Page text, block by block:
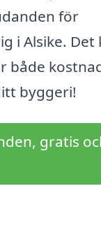
för
i Alsike. Det
både
byggeri!
gratis